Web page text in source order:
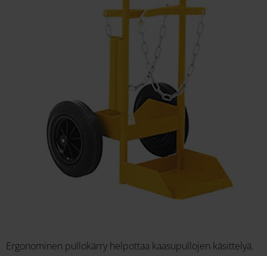
Ergonominen pullokärry helpottaa kaasupullojen käsittelyä.